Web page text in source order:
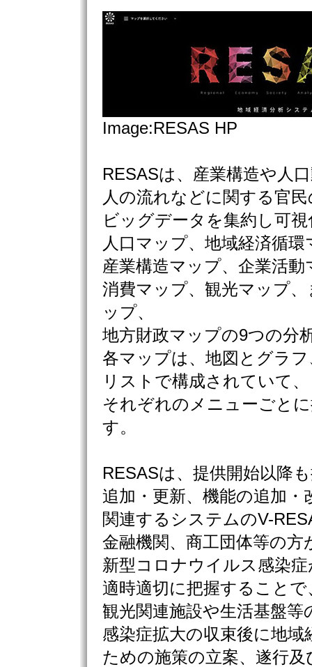
Image:RESAS HP
RESASは、産業構造や人
人の流れなどに関する官民
ビッグデータを集約し可
人口マップ、地域経済循環
産業構造マップ、企業活動
消費マップ、観光マップ
ップ、
地方財政マップの9つの分
各マップは、地図とグラフ
リストで構成されていて、
それぞれのメニューごと
す。
RESASは、提供開始以降
追加・更新、機能の追加
関連するシステムのV-
金融機関、商工団体等の方
新型コロナウイルス感染
適時適切に把握することで
観光関連施設や生活基盤等
感染症拡大の収束後に地
ための施策の立案、遂行